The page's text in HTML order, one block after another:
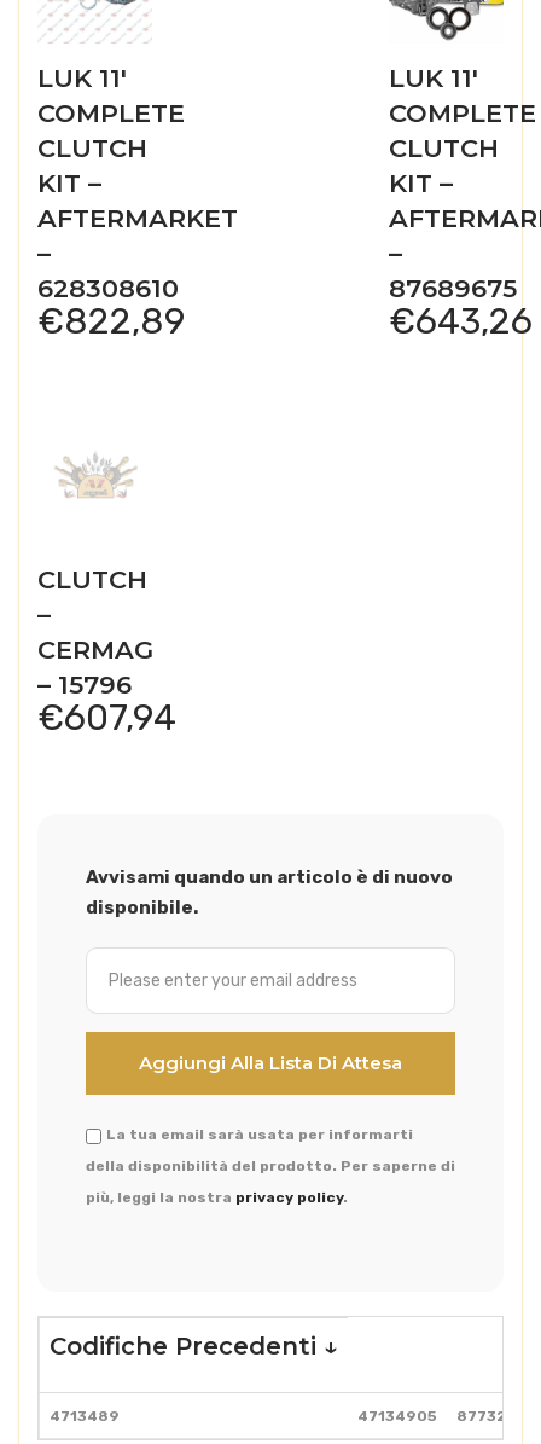
LUK 11′
COMPLETE
CLUTCH
KIT –
AFTERMARKET
–
628308610
€822,89
LUK 11′
COMPLETE
CLUTCH
KIT –
–
87689675
€643,26
CLUTCH
–
CERMAG
– 15796
€607,94
Avvisami quando un articolo è di nuovo
disponibile.
La tua email sarà usata per informarti
della disponibilità del prodotto. Per saperne di
più, leggi la nostra privacy policy.
Codifiche Precedenti ↓
4713489 47134905 87732502